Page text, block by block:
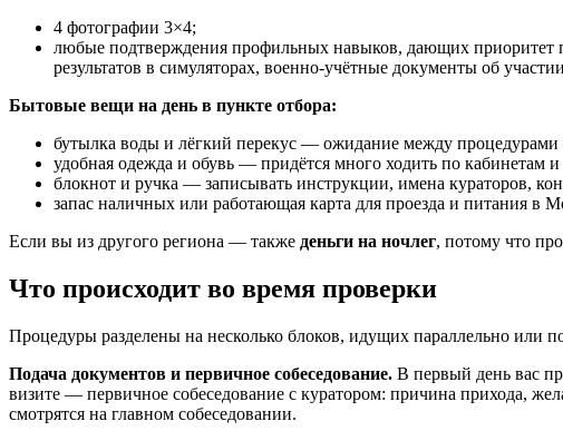
4 фотографии 3×4;
любые подтверждения профильных навыков, дающих
результатов в симуляторах, военно-учётные документы об
Бытовые вещи на день в пункте отбора:
бутылка воды и лёгкий перекус — ожидание между
удобная одежда и обувь — придётся много ходить по кабинетам и
блокнот и ручка — записывать инструкции, имена кураторов,
запас наличных или работающая карта для проезда и питания в
Если вы из другого региона — также деньги на ночлег, потому что
Что происходит во время проверки
Процедуры разделены на несколько блоков, идущих параллельно или
Подача документов и первичное собеседование. В первый день вас
визите — первичное собеседование с куратором: причина прихода,
смотрятся на главном собеседовании.